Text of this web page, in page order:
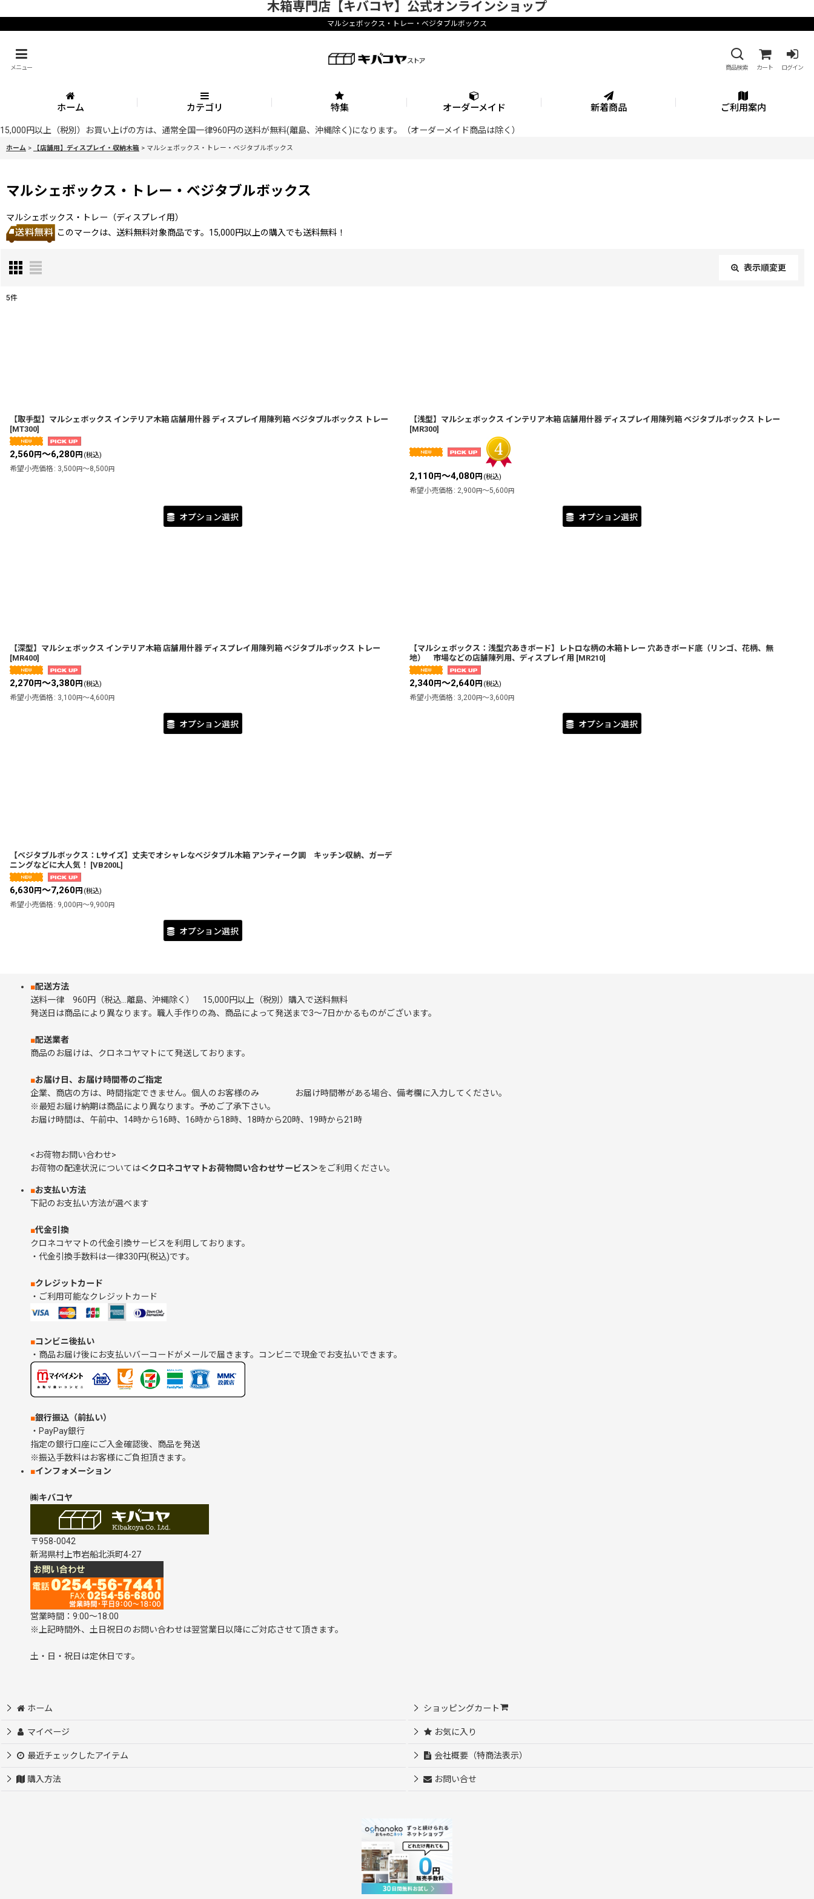
木箱専門店【キバコヤ】公式オンラインショップ
マルシェボックス・トレー・ベジタブルボックス
メニュー 商品検索 カート ログイン
ホーム カテゴリ 特集 オーダーメイド 新着商品 ご利用案内
15,000円以上（税別）お買い上げの方は、通常全国一律960円の送料が無料(離島、沖縄除く)になります。（オーダーメイド商品は除く）
ホーム > 【店舗用】ディスプレイ・収納木箱 > マルシェボックス・トレー・ベジタブルボックス
マルシェボックス・トレー・ベジタブルボックス
マルシェボックス・トレー（ディスプレイ用）
このマークは、送料無料対象商品です。15,000円以上の購入でも送料無料！
表示順変更
5件
【取手型】マルシェボックス インテリア木箱 店舗用什器 ディスプレイ用陳列箱 ベジタブルボックス トレー
[MT300]
2,560円～6,280円 (税込)
希望小売価格 : 3,500円～8,500円
オプション選択
【浅型】マルシェボックス インテリア木箱 店舗用什器 ディスプレイ用陳列箱 ベジタブルボックス トレー
[MR300]
2,110円～4,080円 (税込)
希望小売価格 : 2,900円～5,600円
オプション選択
【深型】マルシェボックス インテリア木箱 店舗用什器 ディスプレイ用陳列箱 ベジタブルボックス トレー
[MR400]
2,270円～3,380円 (税込)
希望小売価格 : 3,100円～4,600円
オプション選択
【マルシェボックス：浅型穴あきボード】レトロな柄の木箱トレー 穴あきボード底（リンゴ、花柄、無
地） 市場などの店舗陳列用、ディスプレイ用 [MR210]
2,340円～2,640円 (税込)
希望小売価格 : 3,200円～3,600円
オプション選択
【ベジタブルボックス：Lサイズ】丈夫でオシャレなベジタブル木箱 アンティーク調 キッチン収納、ガーデ
ニングなどに大人気！
[VB200L]
6,630円～7,260円 (税込)
希望小売価格 : 9,000 円～9,900 円
オプション選択
■配送方法
送料一律 960円（税込…離島、沖縄除く） 15,000円以上（税別）購入で送料無料
発送日は商品により異なります。職人手作りの為、商品によって発送まで3～7日かかるものがございます。
■配送業者
商品のお届けは、クロネコヤマトにて発送しております。
■お届け日、お届け時間帯のご指定
企業、商店の方は、時間指定できません。個人のお客様のみ お届け時間帯がある場合、備考欄に入力してください。
※最短お届け納期は商品により異なります。予めご了承下さい。
お届け時間は、午前中、14時から16時、16時から18時、18時から20時、19時から21時
<お荷物お問い合わせ>
お荷物の配達状況については＜クロネコヤマトお荷物問い合わせサービス＞をご利用ください。
■お支払い方法
下記のお支払い方法が選べます
■代金引換
クロネコヤマトの代金引換サービスを利用しております。
・代金引換手数料は一律330円(税込)です。
■クレジットカード
・ご利用可能なクレジットカード
■コンビニ後払い
・商品お届け後にお支払いバーコードがメールで届きます。コンビニで現金でお支払いできます。
■銀行振込（前払い）
・PayPay銀行
指定の銀行口座にご入金確認後、商品を発送
※振込手数料はお客様にご負担頂きます。
■インフォメーション
㈱キバコヤ
〒958-0042
新潟県村上市岩船北浜町4-27
営業時間：9:00～18:00
※上記時間外、土日祝日のお問い合わせは翌営業日以降にご対応させて頂きます。
土・日・祝日は定休日です。
ホーム ショッピングカート
マイページ お気に入り
最近チェックしたアイテム 会社概要（特商法表示）
購入方法 お問い合せ